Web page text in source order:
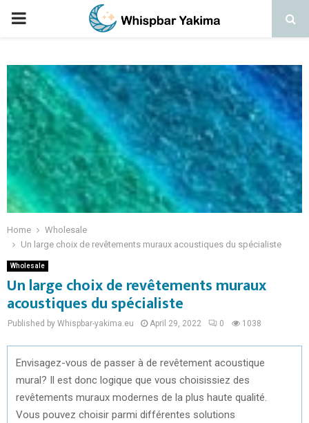
PRIMARY
Home
Wholesale
Un large choix de revêtements muraux acoustiques du spécialiste
Wholesale
Un large choix de revêtements muraux
acoustiques du spécialiste
Published by Whispbar-yakima.eu April 29, 2022 0 1038
Envisagez-vous de passer à de revêtement acoustique
mural? Il est donc logique que vous choisissiez des
revêtements muraux modernes de la plus haute qualité.
Vous pouvez choisir parmi différentes solutions